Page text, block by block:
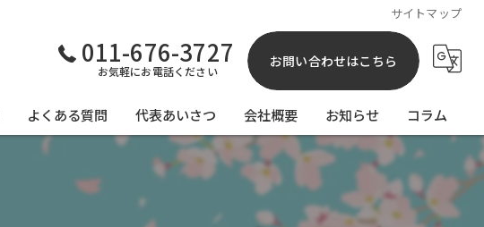
サイトマップ
011-676-3727
お気軽にお電話ください
お問い合わせはこちら
よくある質問 代表あいさつ 会社概要 お知らせ コラム